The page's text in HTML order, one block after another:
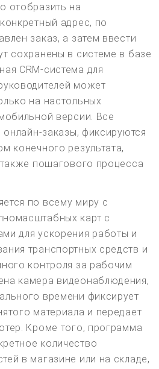
отобразить на
адрес, по
заказ, а затем ввести
сохранены в системе в базе
CRM-система для
может
на настольных
версии. Все
онлайн-заказы, фиксируются
конечного результата,
пошагового процесса
по всему миру с
карт с
для ускорения работы и
транспортных средств и
контроля за рабочим
камера видеонаблюдения,
времени фиксирует
материала и передает
Кроме того, программа
количество
в магазине или на складе,